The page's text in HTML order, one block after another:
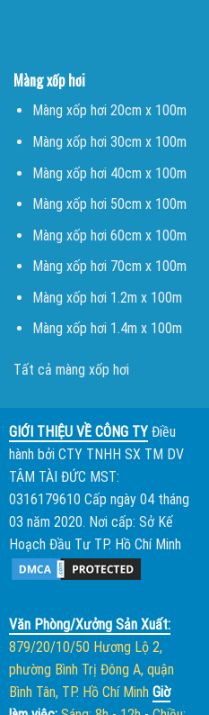
Màng xốp hơi
Màng xốp hơi 20cm x 100m
Màng xốp hơi 30cm x 100m
Màng xốp hơi 40cm x 100m
Màng xốp hơi 50cm x 100m
Màng xốp hơi 60cm x 100m
Màng xốp hơi 70cm x 100m
Màng xốp hơi 1.2m x 100m
Màng xốp hơi 1.4m x 100m
Tất cả màng xốp hơi
GIỚI THIỆU VỀ CÔNG TYĐiều
hành bởi CTY TNHH SX TM DV
TÂM TÀI ĐỨC MST:
0316179610 Cấp ngày 04 tháng
03 năm 2020. Nơi cấp: Sở Kế
Hoạch Đầu Tư TP. Hồ Chí Minh
Văn Phòng/Xưởng Sản Xuất:
879/20/10/50 Hương Lộ 2,
phường Bình Trị Đông A, quận
Bình Tân, TP. Hồ Chí Minh Giờ